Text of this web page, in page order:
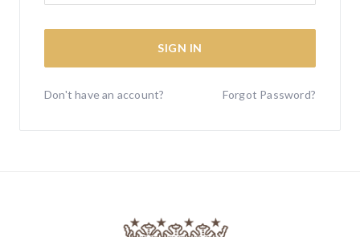
SIGN IN
Don't have an account? Forgot Password?